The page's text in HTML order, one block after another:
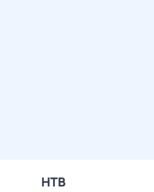
НТВ